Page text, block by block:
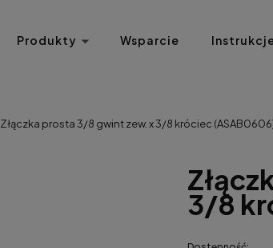
Produkty Wsparcie
Złączka prosta 3/8 gwint zew. x 3/8 króciec
3/8